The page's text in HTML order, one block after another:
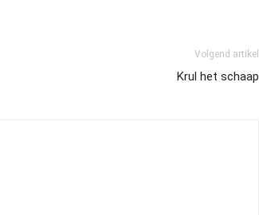
Volgend artikel
Krul het schaap